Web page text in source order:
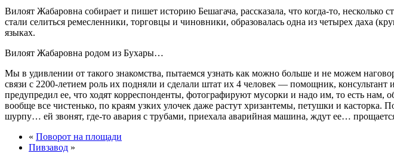
Вилоят Жабаровна собирает и пишет историю Бешагача, рассказала, что когда-то,
стали селиться ремесленники, торговцы и чиновники, образовалась одна из четырех даха
языках.
Вилоят Жабаровна родом из Бухары…
Мы в удивлении от такого знакомства, пытаемся узнать как можно больше и не можем
связи с 2200-летием роль их подняли и сделали штат их 4 человек — помощник,
предупредил ее, что ходят корреспонденты, фотографируют мусорки и надо им, то есть нам,
вообще все чистенько, по краям узких улочек даже растут хризантемы, петушки и
шурпу… ей звонят, где-то авария с трубами, приехала аварийная машина, ждут ее…
« Поворот на площади
Пивзавод »